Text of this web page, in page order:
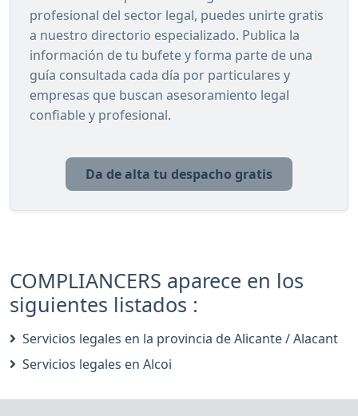
profesional del sector legal, puedes unirte gratis
a nuestro directorio especializado. Publica la
información de tu bufete y forma parte de una
guía consultada cada día por particulares y
empresas que buscan asesoramiento legal
confiable y profesional.
Da de alta tu despacho gratis
COMPLIANCERS aparece en los
siguientes listados :
Servicios legales en la provincia de Alicante / Alacant
Servicios legales en Alcoi